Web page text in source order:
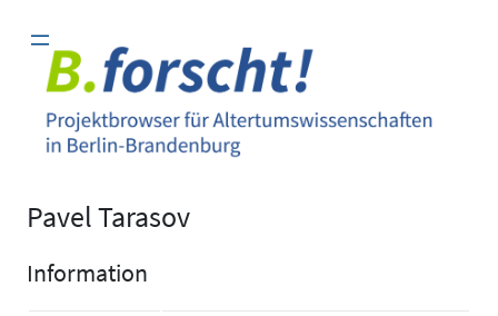
Inhalt
springen
Pavel Tarasov
Information